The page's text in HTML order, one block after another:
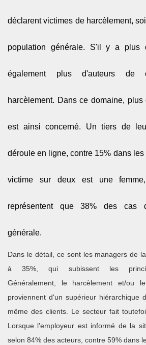
déclarent victimes de harcèlement,
population générale. S'il y a plus
également plus d'auteurs de
harcèlement. Dans ce domaine,
est ainsi concerné. Un tiers de
déroule en ligne, contre 15% dans
victime sur deux est une
représentent que 38% des cas
générale.
Dans le détail, ce sont les managers de
à 35%, qui subissent les
Généralement, le harcèlement et/ou
proviennent d'un supérieur hiérarchique
même des clients. Le secteur fait
Lorsque l'employeur est informé de la
selon 84% des acteurs, contre 59% dans